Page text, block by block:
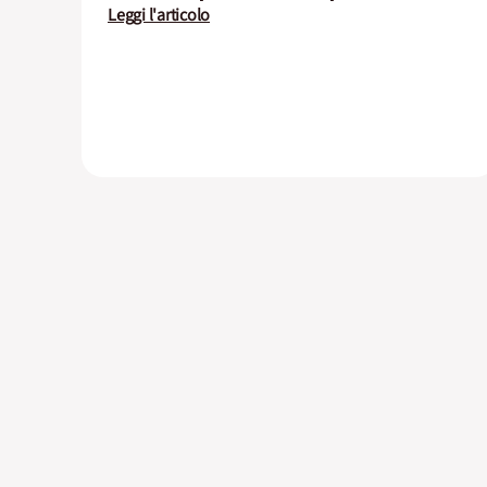
Leggi l'articolo